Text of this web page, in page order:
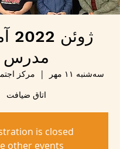
مدرس
سه‌شنبه ۱۱ مهر
  |
مرکز
اتاق ضیافت
is closed
other events